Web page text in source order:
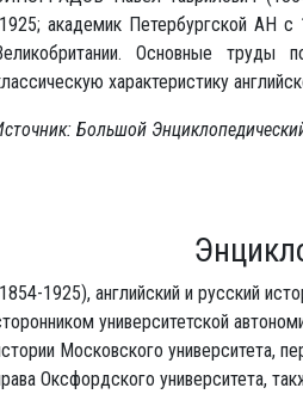
академик Петербургской АН
Основные труды
характеристику
Большой
1925), английский и русский
университетской
Московского университета,
Оксфордского университета,